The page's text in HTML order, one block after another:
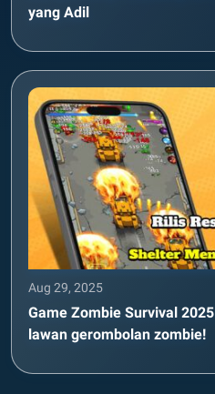
yang Adil
Aug 29, 2025
Game Zombie Survival
lawan gerombolan zombie!